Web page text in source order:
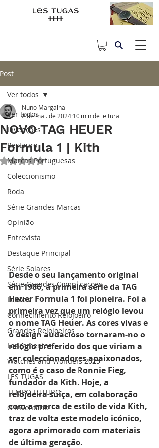
Post
Ver todos
Invenções
Restauro
Marcas Portuguesas
Coleccionismo
Roda
Série Grandes Marcas
Opinião
Entrevista
Destaque Principal
Série Solares
Série Grandes Complicações
Leilões
Conhecimento Relojoeiro
Grandes Relojoeiros
Lançamentos
Watches and Wonders 2025
LES TUGAS
TEMPO FUTURO
O Inventário
Ver todos
NOVO TAG HEUER
Formula 1 | Kith
Nuno Margalha
2 de mai. de 2024 10 min de leitura
Avaliado com NaN de 5 estrelas.
Desde o seu lançamento original
em 1986, a primeira série da TAG
Heuer Formula 1 foi pioneira. Foi a
primeira vez que um relógio levou
o nome TAG Heuer. As cores vivas e
o design audacioso tornaram-no o
relógio preferido dos que viriam a
ser coleccionadores apaixonados,
como é o caso de Ronnie Fieg,
fundador da Kith. Hoje, a
relojoeira suíça, em colaboração
com a marca de estilo de vida Kith,
traz de volta este modelo icónico,
agora aprimorado com materiais
de última geração.